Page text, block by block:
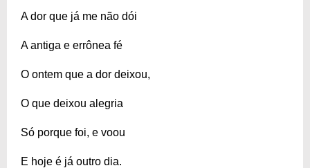
A dor que já me não dói
A antiga e errônea fé
O ontem que a dor deixou,
O que deixou alegria
Só porque foi, e voou
E hoje é já outro dia.